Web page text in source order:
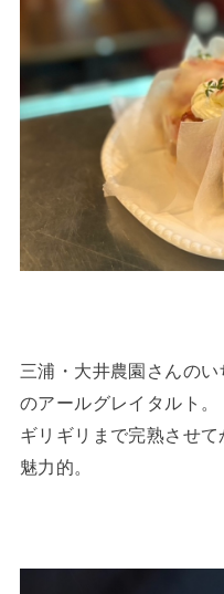
三浦・大井農園さんの
のアールグレイタルト。
ギリギリまで完熟させ
魅力的。